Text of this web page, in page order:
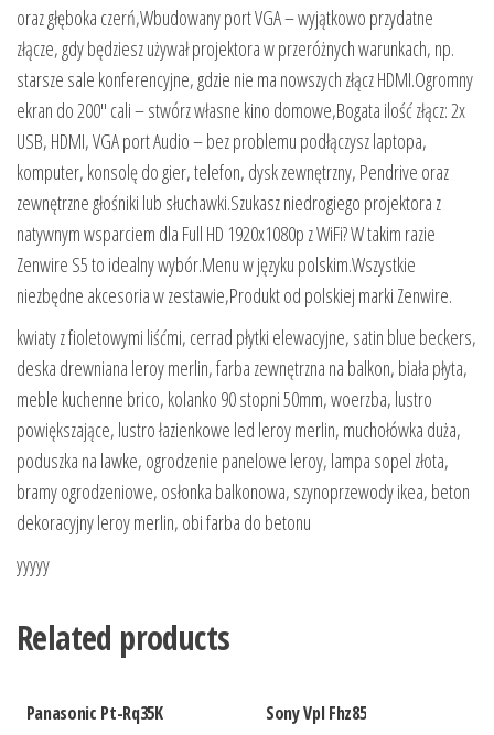
oraz głęboka czerń,Wbudowany port VGA – wyjątkowo przydatne
złącze, gdy będziesz używał projektora w przeróżnych warunkach, np.
starsze sale konferencyjne, gdzie nie ma nowszych złącz HDMI.Ogromny
ekran do 200″ cali – stwórz własne kino domowe,Bogata ilość złącz: 2x
USB, HDMI, VGA port Audio – bez problemu podłączysz laptopa,
komputer, konsolę do gier, telefon, dysk zewnętrzny, Pendrive oraz
zewnętrzne głośniki lub słuchawki.Szukasz niedrogiego projektora z
natywnym wsparciem dla Full HD 1920x1080p z WiFi? W takim razie
Zenwire S5 to idealny wybór.Menu w języku polskim.Wszystkie
niezbędne akcesoria w zestawie,Produkt od polskiej marki Zenwire.
kwiaty z fioletowymi liśćmi, cerrad płytki elewacyjne, satin blue beckers,
deska drewniana leroy merlin, farba zewnętrzna na balkon, biała płyta,
meble kuchenne brico, kolanko 90 stopni 50mm, woerzba, lustro
powiększające, lustro łazienkowe led leroy merlin, muchołówka duża,
poduszka na lawke, ogrodzenie panelowe leroy, lampa sopel złota,
bramy ogrodzeniowe, osłonka balkonowa, szynoprzewody ikea, beton
dekoracyjny leroy merlin, obi farba do betonu
yyyyy
Related products
Panasonic Pt-Rq35K Sony Vpl Fhz85